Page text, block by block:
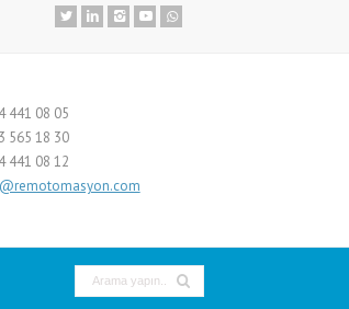
441 08 05
565 18 30
441 08 12